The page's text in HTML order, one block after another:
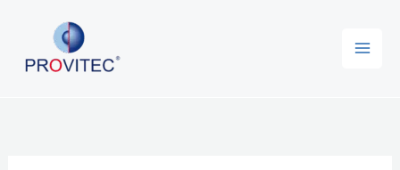
springen